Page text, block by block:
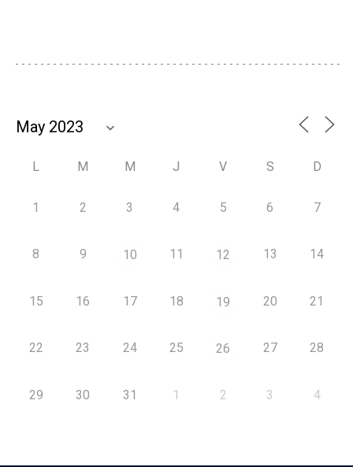
L M M J V S D
1 2 3 4 5 6 7
8 9 10 11 12 13 14
15 16 17 18 19 20 21
22 23 24 25 26 27 28
29 30 31 1 2 3 4